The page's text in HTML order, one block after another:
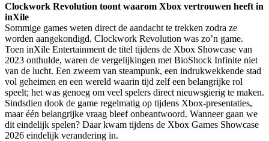
Clockwork Revolution toont waarom Xbox vertrouwen heeft in
inXile
Sommige games weten direct de aandacht te trekken zodra ze
worden aangekondigd. Clockwork Revolution was zo’n game.
Toen inXile Entertainment de titel tijdens de Xbox Showcase van
2023 onthulde, waren de vergelijkingen met BioShock Infinite niet
van de lucht. Een zweem van steampunk, een indrukwekkende stad
vol geheimen en een wereld waarin tijd zelf een belangrijke rol
speelt; het was genoeg om veel spelers direct nieuwsgierig te maken.
Sindsdien dook de game regelmatig op tijdens Xbox-presentaties,
maar één belangrijke vraag bleef onbeantwoord. Wanneer gaan we
dit eindelijk spelen? Daar kwam tijdens de Xbox Games Showcase
2026 eindelijk verandering in.